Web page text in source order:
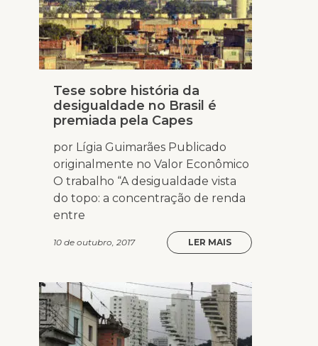
Tese sobre história da
desigualdade no Brasil é
premiada pela Capes
por Lígia Guimarães Publicado
originalmente no Valor Econômico
O trabalho “A desigualdade vista
do topo: a concentração de renda
entre
10 de outubro, 2017 LER MAIS